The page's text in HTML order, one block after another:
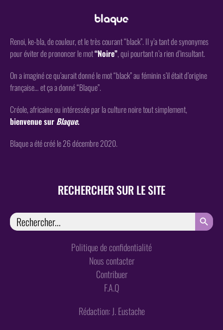
Renoi, ke-bla, de couleur, et le très courant “black”. Il y’a tant de synonymes
pour éviter de prononcer le mot“Noire”, qui pourtant n’a rien d’insultant.
On a imaginé ce qu’aurait donné le mot “black” au féminin s’il était d’origine
française… et ça a donné “Blaque”.
Créole, africaine ou intéressée par la culture noire tout simplement,
bienvenue sur Blaque.
Blaque a été créé le 26 décembre 2020.
RECHERCHER SUR LE SITE
Search
for:
SEARCH
Politique de confidentialité
Nous contacter
Contribuer
F.A.Q
Rédaction: J. Eustache